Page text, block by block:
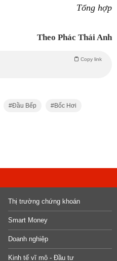
Tổng hợp
Theo Phác Thái Anh
Copy link
Đầu Bếp Bốc Hơi
Thị trường chứng khoán
Smart Money
Doanh nghiệp
Kinh tế vĩ mô - Đầu tư